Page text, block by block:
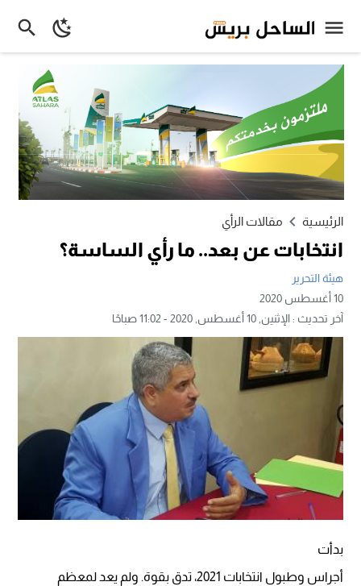
الرئيسية مقالات الرأي
انتخابات عن بعد.. ما رأي الساسة؟
هيئة التحرير
10 أغسطس 2020
آخر تحديث :الإثنين, 10 أغسطس, 2020 - 11:02 صباحًا
بدأت
أجراس وطبول انتخابات 2021، تدق بقوة. ولم يعد لمعظم